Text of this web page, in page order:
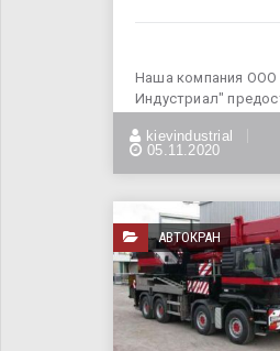
Наша компания ООО
Индустриал"
грузоподъемностью.
kievindustrial
05.11.2020
АВТОКРАН